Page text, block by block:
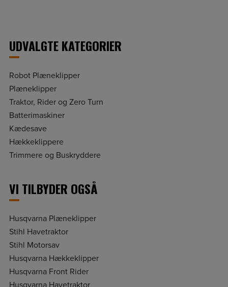
UDVALGTE KATEGORIER
Robot Plæneklipper
Plæneklipper
Traktor, Rider og Zero Turn
Batterimaskiner
Kædesave
Hækkeklippere
Trimmere og Buskryddere
VI TILBYDER OGSÅ
Husqvarna Plæneklipper
Stihl Havetraktor
Stihl Motorsav
Husqvarna Hækkeklipper
Husqvarna Front Rider
Husqvarna Havetraktor